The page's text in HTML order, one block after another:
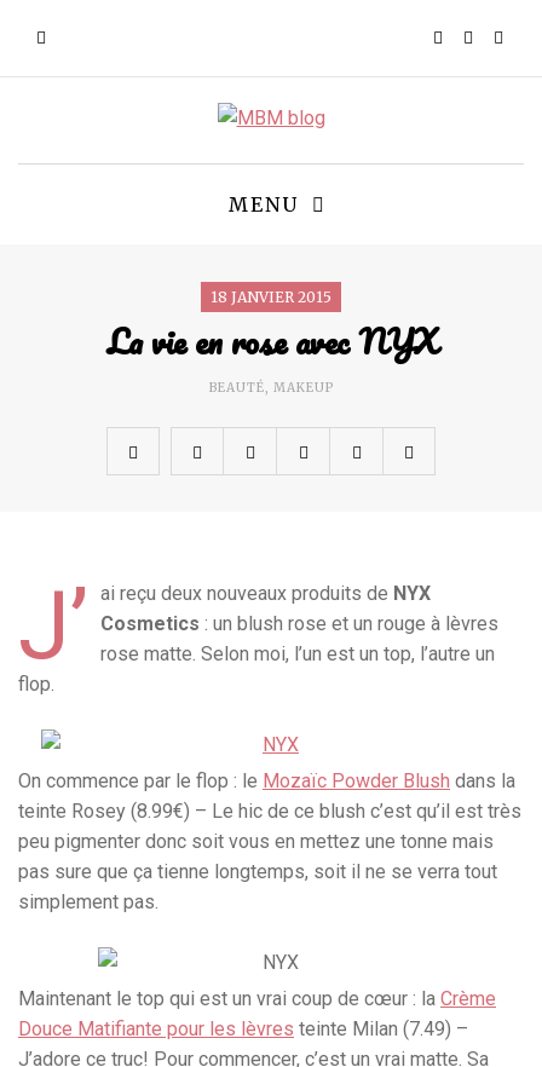
MENU
18 JANVIER 2015
La vie en rose avec NYX
BEAUTÉ, MAKEUP
J’ ai reçu deux nouveaux produits de NYX
Cosmetics : un blush rose et un rouge à lèvres
rose matte. Selon moi, l’un est un top, l’autre un
flop.
On commence par le flop : le Mozaïc Powder Blush dans la
teinte Rosey (8.99€) – Le hic de ce blush c’est qu’il est très
peu pigmenter donc soit vous en mettez une tonne mais
pas sure que ça tienne longtemps, soit il ne se verra tout
simplement pas.
Maintenant le top qui est un vrai coup de cœur : la Crème
Douce Matifiante pour les lèvres teinte Milan (7.49) –
J’adore ce truc! Pour commencer, c’est un vrai matte. Sa